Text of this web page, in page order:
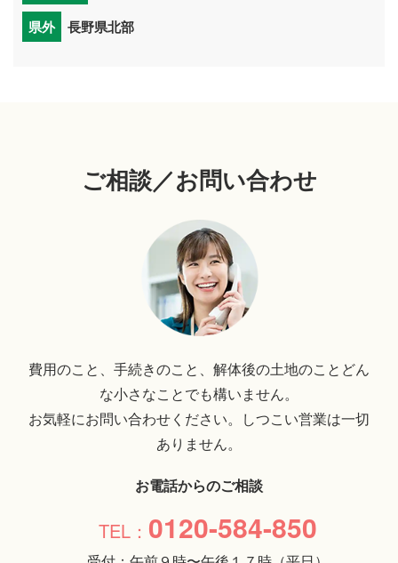
県外
長野県北部
ご相談／お問い合わせ
費用のこと、手続きのこと、解体後の土地のことどん
な小さなことでも構いません。
お気軽にお問い合わせください。しつこい営業は一切
ありません。
お電話からのご相談
0120-584-850